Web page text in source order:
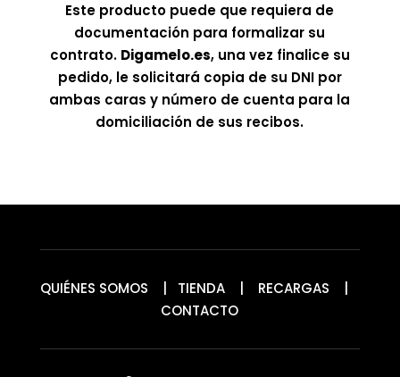
Este producto puede que requiera de
documentación para formalizar su
contrato. Digamelo.es, una vez finalice su
pedido, le solicitará copia de su DNI por
ambas caras y número de cuenta para la
domiciliación de sus recibos.
QUIÉNES SOMOS TIENDA RECARGAS
CONTACTO